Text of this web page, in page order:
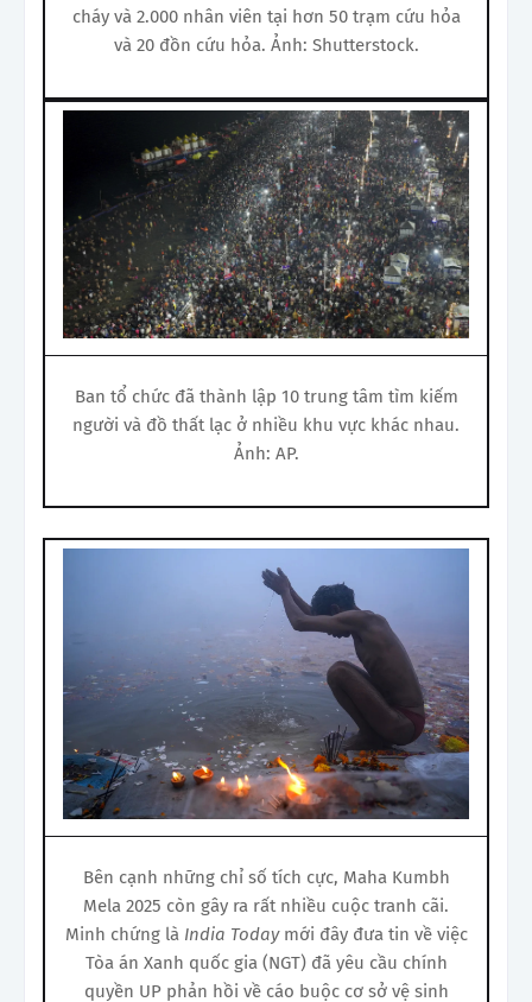
cháy và 2.000 nhân viên tại hơn 50 trạm cứu hỏa
và 20 đồn cứu hỏa. Ảnh: Shutterstock.
Ban tổ chức đã thành lập 10 trung tâm tìm kiếm
người và đồ thất lạc ở nhiều khu vực khác nhau.
Ảnh: AP.
Bên cạnh những chỉ số tích cực, Maha Kumbh
Mela 2025 còn gây ra rất nhiều cuộc tranh cãi.
Minh chứng làIndia Todaymới đây đưa tin về việc
Tòa án Xanh quốc gia (NGT) đã yêu cầu chính
quyền UP phản hồi về cáo buộc cơ sở vệ sinh